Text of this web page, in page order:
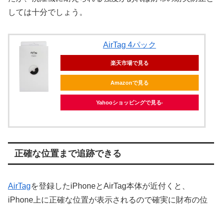
しては十分でしょう。
AirTag 4パック
楽天市場で見る
Amazonで見る
Yahooショッピングで見る
正確な位置まで追跡できる
AirTagを登録したiPhoneとAirTag本体が近付くと、
iPhone上に正確な位置が表示されるので確実に財布の位